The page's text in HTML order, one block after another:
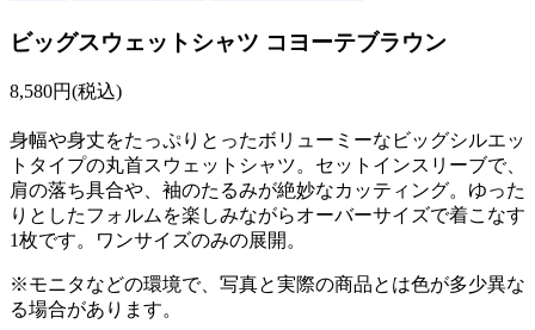
ビッグスウェットシャツ コヨーテブラウン
8,580円(税込)
身幅や身丈をたっぷりとったボリューミーなビッグシルエッ
トタイプの丸首スウェットシャツ。セットインスリーブで、
肩の落ち具合や、袖のたるみが絶妙なカッティング。ゆった
りとしたフォルムを楽しみながらオーバーサイズで着こなす
1枚です。ワンサイズのみの展開。
※モニタなどの環境で、写真と実際の商品とは色が多少異な
る場合があります。